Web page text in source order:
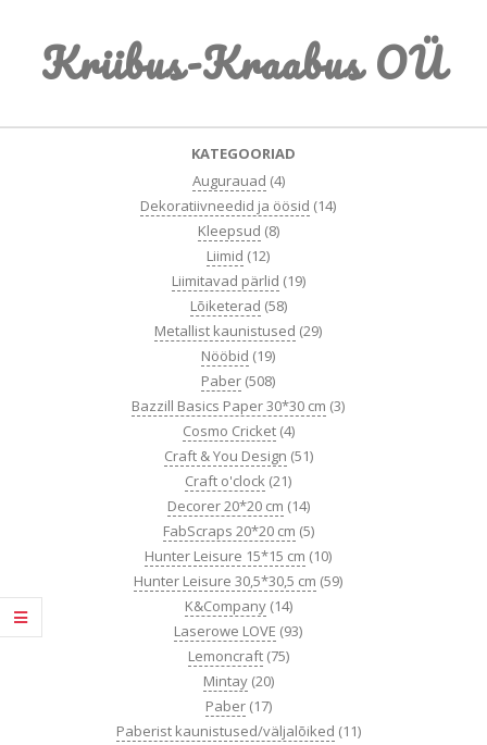
contentKriibus-Kraabus OÜ
KATEGOORIAD
Augurauad (4)
Dekoratiivneedid ja öösid (14)
Kleepsud (8)
Liimid (12)
Liimitavad pärlid (19)
Lõiketerad (58)
Metallist kaunistused (29)
Nööbid (19)
Paber (508)
Bazzill Basics Paper 30*30 cm (3)
Cosmo Cricket (4)
Craft & You Design (51)
Craft o'clock (21)
Decorer 20*20 cm (14)
FabScraps 20*20 cm (5)
Hunter Leisure 15*15 cm (10)
Hunter Leisure 30,5*30,5 cm (59)
K&Company (14)
Laserowe LOVE (93)
Lemoncraft (75)
Mintay (20)
Paber (17)
Paberist kaunistused/väljalõiked (11)